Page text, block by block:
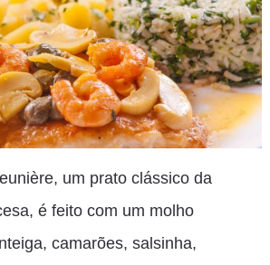
um prato clássico da
é feito com um molho
camarões, salsinha,